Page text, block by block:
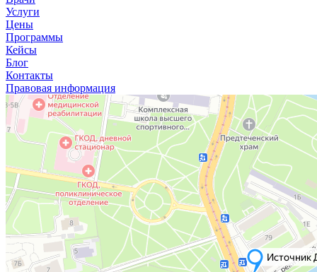
Услуги
Цены
Программы
Кейсы
Блог
Контакты
Правовая информация